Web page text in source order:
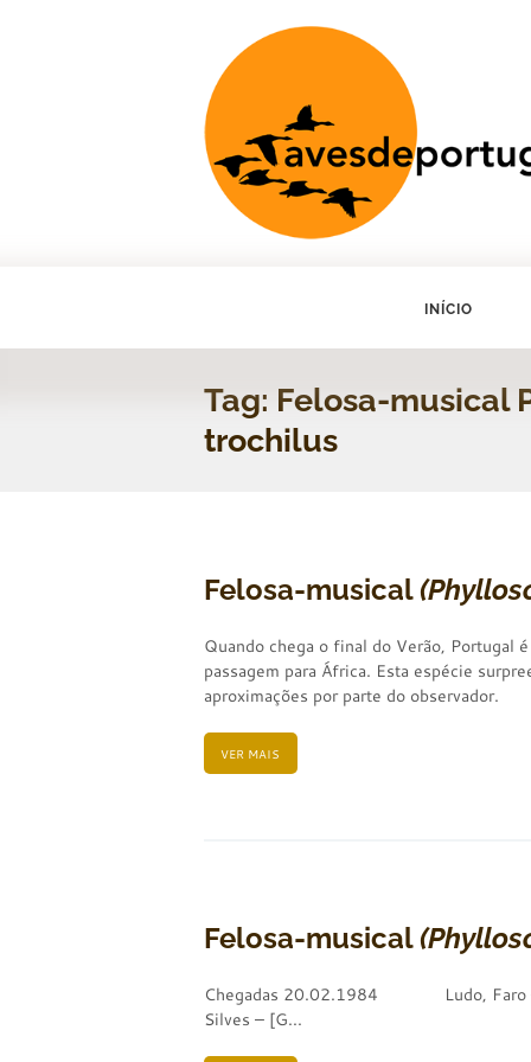
INÍCIO
Tag: Felosa-musical
trochilus
Felosa-musical
Quando chega o final do Verão, Portugal
passagem para África. Esta espécie
aproximações por parte do observador.
VER MAIS
Felosa-musical
Chegadas 20.02.1984 Ludo,
Silves – [G...